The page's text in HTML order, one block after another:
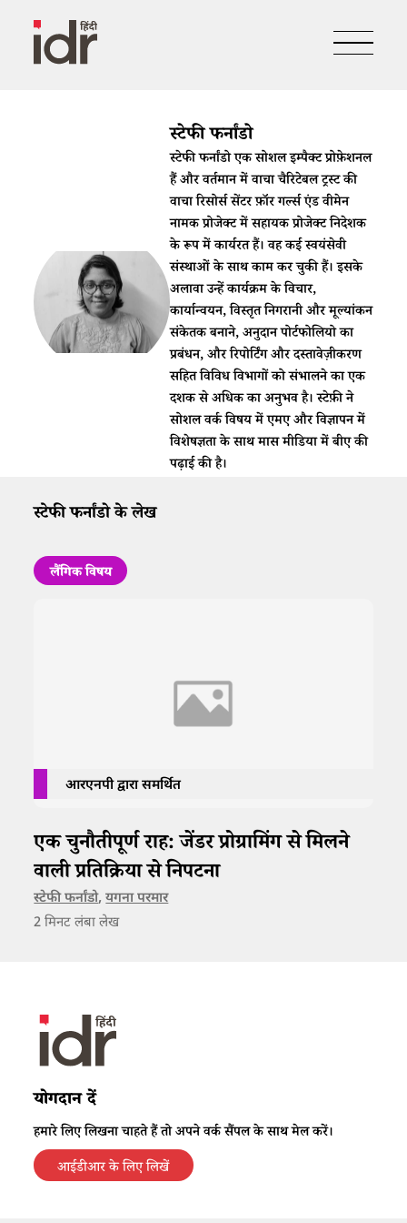
स्टेफी फर्नांडो
स्टेफी फर्नांडो एक सोशल इम्पैक्ट प्रोफ़ेशनल
हैं और वर्तमान में वाचा चैरिटेबल ट्रस्ट की
वाचा रिसोर्स सेंटर फ़ॉर गर्ल्स एंड वीमेन
नामक प्रोजेक्ट में सहायक प्रोजेक्ट निदेशक
के रूप में कार्यरत हैं। वह कई स्वयंसेवी
संस्थाओं के साथ काम कर चुकी हैं। इसके
अलावा उन्हें कार्यक्रम के विचार,
कार्यान्वयन, विस्तृत निगरानी और मूल्यांकन
संकेतक बनाने, अनुदान पोर्टफोलियो का
प्रबंधन, और रिपोर्टिंग और दस्तावेज़ीकरण
सहित विविध विभागों को संभालने का एक
दशक से अधिक का अनुभव है। स्टेफ़ी ने
सोशल वर्क विषय में एमए और विज्ञापन में
विशेषज्ञता के साथ मास मीडिया में बीए की
पढ़ाई की है।
स्टेफी फर्नांडो के लेख
लैंगिक विषय
आरएनपी द्वारा समर्थित
एक चुनौतीपूर्ण राह: जेंडर प्रोग्रामिंग से मिलने
वाली प्रतिक्रिया से निपटना
स्टेफी फर्नांडो,यगना परमार
2 मिनट लंबा लेख
योगदान दें
हमारे लिए लिखना चाहते हैं तो अपने वर्क सैंपल के साथ मेल करें।
आईडीआर के लिए लिखें